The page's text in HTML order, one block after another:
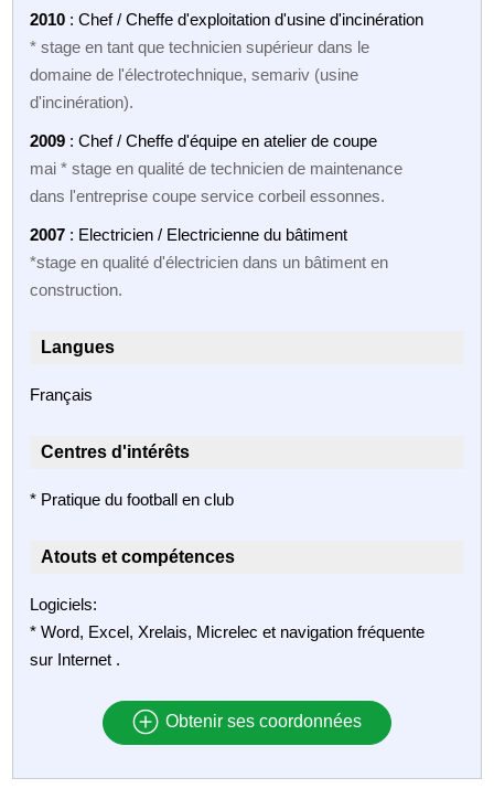
2010 : Chef / Cheffe d'exploitation d'usine d'incinération
* stage en tant que technicien supérieur dans le
domaine de l'électrotechnique, semariv (usine
d'incinération).
2009 : Chef / Cheffe d'équipe en atelier de coupe
mai * stage en qualité de technicien de maintenance
dans l'entreprise coupe service corbeil essonnes.
2007 : Electricien / Electricienne du bâtiment
*stage en qualité d'électricien dans un bâtiment en
construction.
Langues
Français
Centres d'intérêts
* Pratique du football en club
Atouts et compétences
Logiciels:
* Word, Excel, Xrelais, Micrelec et navigation fréquente
sur Internet .
Obtenir ses coordonnées